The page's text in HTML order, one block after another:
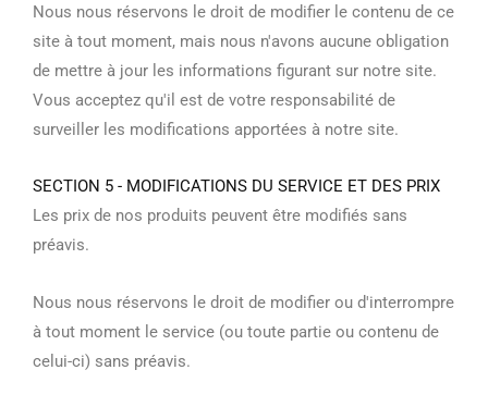
Nous nous réservons le droit de modifier le contenu de ce
site à tout moment, mais nous n'avons aucune obligation
de mettre à jour les informations figurant sur notre site.
Vous acceptez qu'il est de votre responsabilité de
surveiller les modifications apportées à notre site.
SECTION 5 - MODIFICATIONS DU SERVICE ET DES PRIX
Les prix de nos produits peuvent être modifiés sans
préavis.
Nous nous réservons le droit de modifier ou d'interrompre
à tout moment le service (ou toute partie ou contenu de
celui-ci) sans préavis.